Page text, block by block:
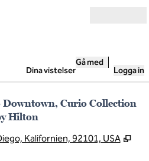
Dina vistelser
Gå med
Logga in
Downtown, Curio Collection
Hilton
Kalifornien, 92101, USA ,